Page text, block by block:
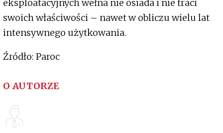
eksploatacyjnych wełna nie osiada i nie traci
swoich właściwości – nawet w obliczu wielu lat
intensywnego użytkowania.
Źródło: Paroc
O AUTORZE